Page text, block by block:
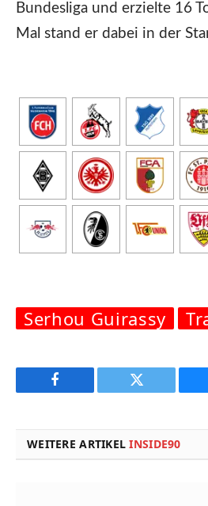
Bundesliga und erzielte 16
Mal stand er dabei in der
Serhou Guirassy
Facebook Twitter
WEITERE ARTIKELINSIDE90